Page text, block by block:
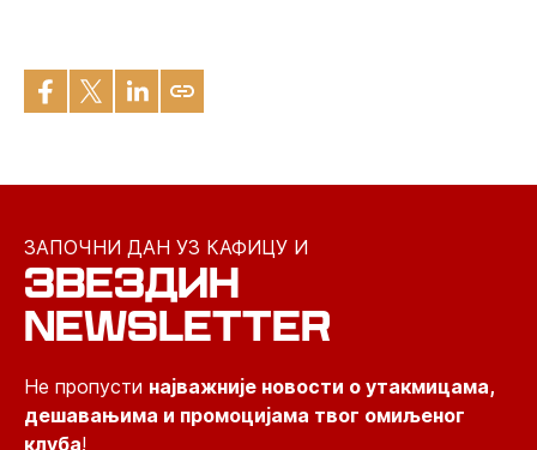
ЗАПОЧНИ ДАН УЗ КАФИЦУ И
ЗВЕЗДИН
NEWSLETTER
Не пропусти најважније новости о утакмицама,
дешавањима и промоцијама твог омиљеног
клуба!